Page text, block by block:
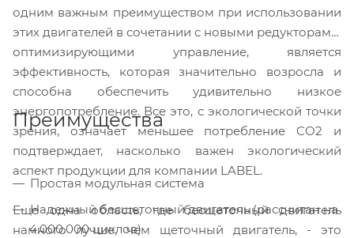
одним важным преимуществом при использовании
этих двигателей в сочетании с новыми редукторами,
оптимизирующими управление, является
эффективность, которая значительно возросла и
способна обеспечить удивительно низкое
энергопотребление. Все это, с экологической точки
зрения, означает меньшее потребление CO2 и
подтверждает, насколько важен экологический
аспект продукции для компании LABEL.
Еще одна область, где бесщеточный двигатель
намного лучше, чем щеточный двигатель, - это
Преимущества
Простая модульная система
Надежный бесщеточный двигатель (рассчитан на
4.000.000 циклов)